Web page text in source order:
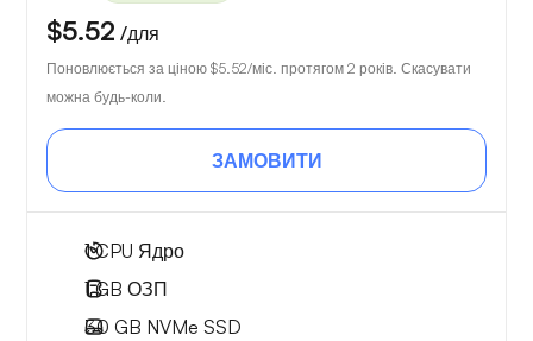
$5.52 /для
Поновлюється за ціною $5.52/міс. протягом 2 років. Скасувати
можна будь-коли.
ЗАМОВИТИ
1CPU Ядро
1 GB ОЗП
30 GB NVMe SSD